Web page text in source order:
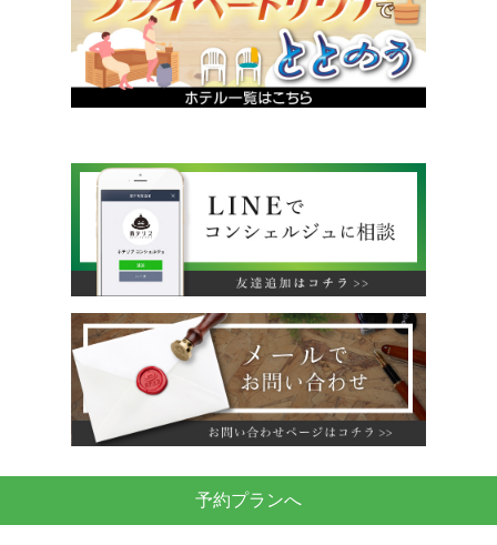
予約プランへ
運営会社 利用規約 旅行業約款